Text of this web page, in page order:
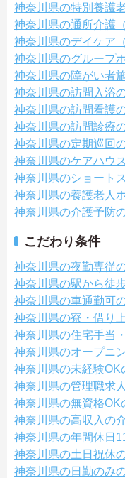
神奈川県の特別養護
神奈川県の通所介護
神奈川県のデイケア
神奈川県のグループ
神奈川県の障がい者
神奈川県の訪問入浴
神奈川県の訪問看護
神奈川県の訪問診療
神奈川県の定期巡回
神奈川県のケアハウ
神奈川県のショート
神奈川県の養護老人
神奈川県の介護予防
こだわり条件
神奈川県の夜勤専従
神奈川県の駅から徒
神奈川県の車通勤可
神奈川県の寮・借り
神奈川県の住宅手当
神奈川県のオープニ
神奈川県の未経験OK
神奈川県の管理職求
神奈川県の無資格OK
神奈川県の高収入の
神奈川県の年間休日
神奈川県の土日祝休
神奈川県の日勤のみ